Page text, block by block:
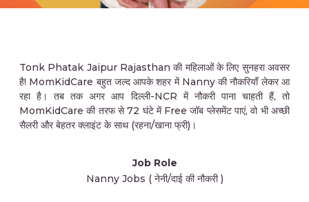
Tonk Phatak Jaipur Rajasthan की महिलाओं के लिए सुनहरा अवसर
है! MomKidCare बहुत जल्द आपके शहर में Nanny की नौकरियाँ लेकर आ
रहा है। तब तक अगर आप दिल्ली-NCR में नौकरी पाना चाहती हैं, तो
MomKidCare की तरफ से 72 घंटे में Free जॉब प्लेसमेंट पाएं, वो भी अच्छी
सैलरी और बेहतर क्लाइंट के साथ (रहना/खाना फ्री)।
Job Role
Nanny Jobs ( नेनी/दाई की नौकरी )